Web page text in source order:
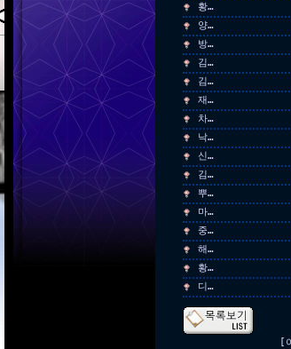
황…
양…
방…
김…
김…
재…
차…
낙…
신…
김…
뿌…
마…
중…
해…
황…
디…
[
ㆍ 공지사항
ㆍ 자주묻는질문
ㆍ 온라인1:1문의
ㆍ 제작신청